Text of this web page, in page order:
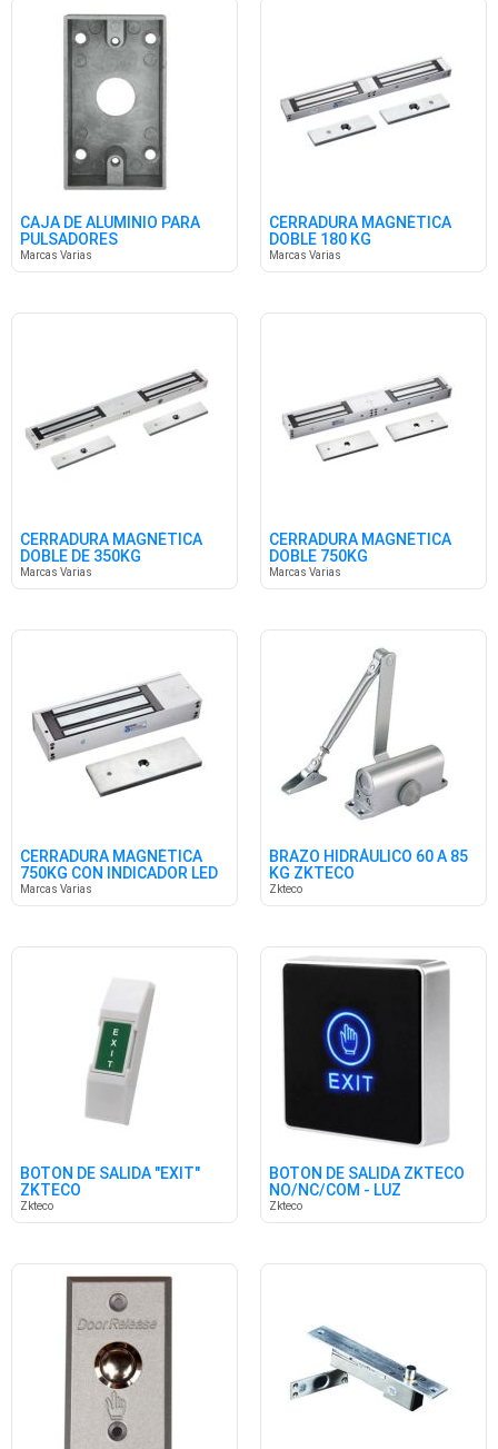
CAJA DE ALUMINIO PARA
PULSADORES
Marcas Varias
CERRADURA MAGNÉTICA
DOBLE 180 KG
Marcas Varias
CERRADURA MAGNÉTICA
DOBLE DE 350KG
Marcas Varias
CERRADURA MAGNÉTICA
DOBLE 750KG
Marcas Varias
CERRADURA MAGNÉTICA
750KG CON INDICADOR LED
Marcas Varias
BRAZO HIDRÁULICO 60 A 85
KG ZKTECO
Zkteco
BOTON DE SALIDA "EXIT"
ZKTECO
Zkteco
BOTON DE SALIDA ZKTECO
NO/NC/COM - LUZ
AZUL/VERDE
Zkteco